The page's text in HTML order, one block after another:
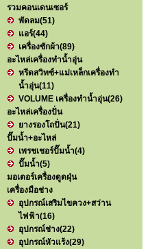
รวมคอนเดนเซอร์
พัดลม(51)
แอร์(44)
เครื่องซักผ้า(89)
อะไหล่เครื่องทำน้ำอุ่น
หรีดสวิทซ์+แม่เหล็กเครื่องทำ
น้ำอุ่น(11)
VOLUME เครื่องทำน้ำอุ่น(26)
อะไหล่เครื่องปั่น
ยางรองโถปั่น(21)
ปั๊มน้ำ+อะไหล่
เพรชเชอร์ปั๊มน้ำ(4)
ปั๊มน้ำ(5)
มอเตอร์เครื่องดูดฝุ่น
เครื่องมือช่าง
อุปกรณ์เสริมไขควง+สว่าน
ไฟฟ้า(16)
อุปกรณ์ช่าง(22)
อุปกรณ์หัวแร้ง(29)